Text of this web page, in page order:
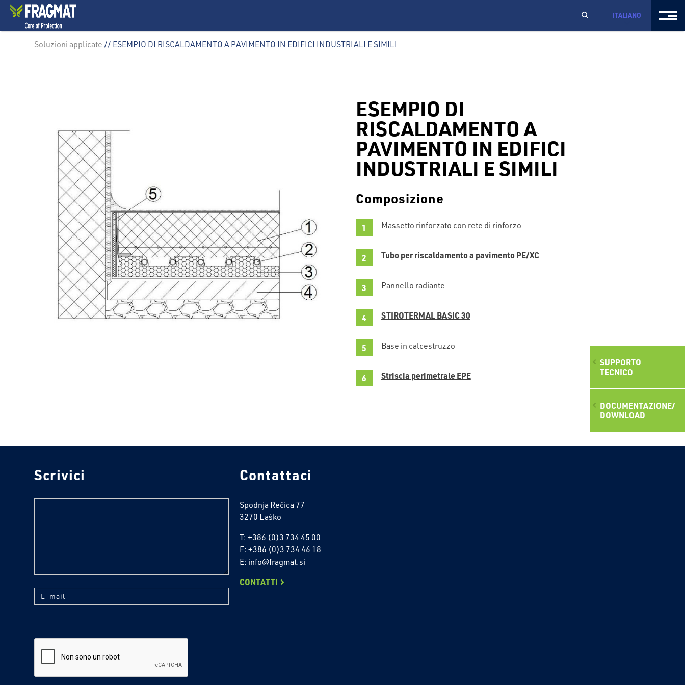
SUPPORTO
TECNICO
DOCUMENTAZIONE/
DOWNLOAD
ITALIANO
Soluzioni applicate // ESEMPIO DI RISCALDAMENTO A PAVIMENTO IN EDIFICI INDUSTRIALI E SIMILI
ESEMPIO DI
RISCALDAMENTO A
PAVIMENTO IN EDIFICI
INDUSTRIALI E SIMILI
Composizione
Massetto rinforzato con rete di rinforzo
Tubo per riscaldamento a pavimento PE/XC
Pannello radiante
STIROTERMAL BASIC 30
Base in calcestruzzo
Striscia perimetrale EPE
Scrivici
E-mail
Contattaci
Spodnja Rečica 77
3270 Laško
T: +386 (0)3 734 45 00
F: +386 (0)3 734 46 18
E: info@fragmat.si
CONTATTI